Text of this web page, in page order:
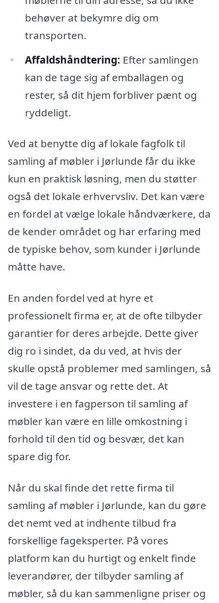
behøver at bekymre dig om
transporten.
Affaldshåndtering: Efter samlingen
kan de tage sig af emballagen og
rester, så dit hjem forbliver pænt og
ryddeligt.
Ved at benytte dig af lokale fagfolk til
samling af møbler i Jørlunde får du ikke
kun en praktisk løsning, men du støtter
også det lokale erhvervsliv. Det kan være
en fordel at vælge lokale håndværkere, da
de kender området og har erfaring med
de typiske behov, som kunder i Jørlunde
måtte have.
En anden fordel ved at hyre et
professionelt firma er, at de ofte tilbyder
garantier for deres arbejde. Dette giver
dig ro i sindet, da du ved, at hvis der
skulle opstå problemer med samlingen, så
vil de tage ansvar og rette det. At
investere i en fagperson til samling af
møbler kan være en lille omkostning i
forhold til den tid og besvær, det kan
spare dig for.
Når du skal finde det rette firma til
samling af møbler i Jørlunde, kan du gøre
det nemt ved at indhente tilbud fra
forskellige fageksperter. På vores
platform kan du hurtigt og enkelt finde
leverandører, der tilbyder samling af
møbler, så du kan sammenligne priser og